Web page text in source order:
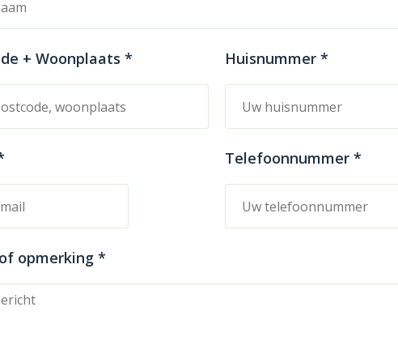
+ Woonplaats * Huisnummer *
Telefoonnummer *
opmerking *